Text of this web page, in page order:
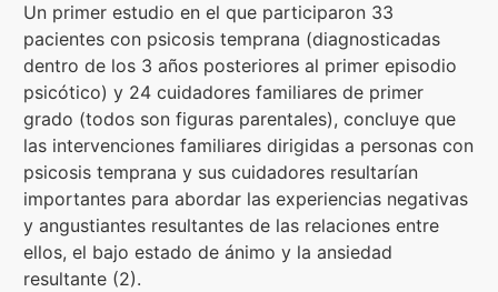
Un primer estudio en el que participaron 33
pacientes con psicosis temprana (diagnosticadas
dentro de los 3 años posteriores al primer episodio
psicótico) y 24 cuidadores familiares de primer
grado (todos son figuras parentales), concluye que
las intervenciones familiares dirigidas a personas con
psicosis temprana y sus cuidadores resultarían
importantes para abordar las experiencias negativas
y angustiantes resultantes de las relaciones entre
ellos, el bajo estado de ánimo y la ansiedad
resultante (2).